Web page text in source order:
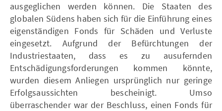
ausgeglichen werden können. Die Staaten des
globalen Südens haben sich für die Einführung eines
eigenständigen Fonds für Schäden und Verluste
eingesetzt. Aufgrund der Befürchtungen der
Industriestaaten, dass es zu ausufernden
Entschädigungsforderungen kommen könnte,
wurden diesem Anliegen ursprünglich nur geringe
Erfolgsaussichten bescheinigt. Umso
überraschender war der Beschluss, einen Fonds für